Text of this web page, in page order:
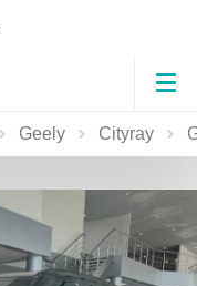
Geely Cityray